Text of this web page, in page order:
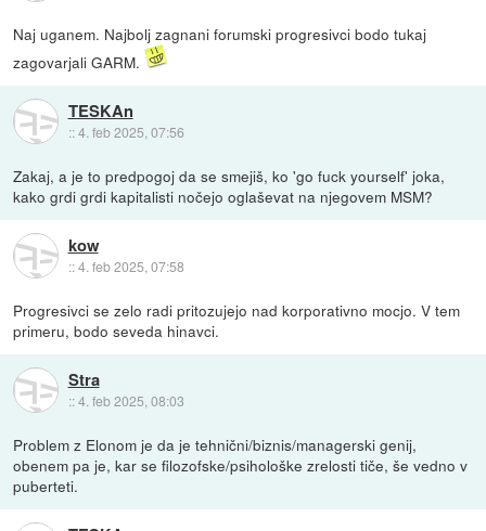
Naj uganem. Najbolj zagnani forumski progresivci bodo tukaj
zagovarjali GARM.
TESKAn
::4. feb 2025, 07:56
Zakaj, a je to predpogoj da se smejiš, ko 'go fuck yourself' joka,
kako grdi grdi kapitalisti nočejo oglaševat na njegovem MSM?
kow
::4. feb 2025, 07:58
Progresivci se zelo radi pritozujejo nad korporativno mocjo. V tem
primeru, bodo seveda hinavci.
Stra
::4. feb 2025, 08:03
Problem z Elonom je da je tehnični/biznis/managerski genij,
obenem pa je, kar se filozofske/psihološke zrelosti tiče, še vedno v
puberteti.